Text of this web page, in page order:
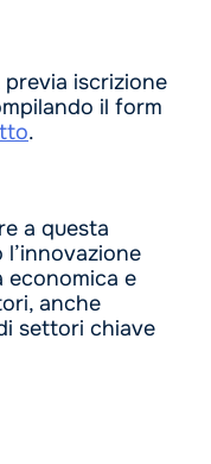
iscrizione
il form
.
a questa
economica e
anche
settori chiave